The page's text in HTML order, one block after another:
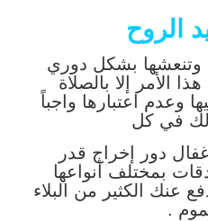
بشكل دوري
الأمر إلا بالصلاة
وعدم اعتبارها واجباً
لك في كل
دور إخراج قدر
بمختلف أنواعها
عنك الكثير من البلاء
.